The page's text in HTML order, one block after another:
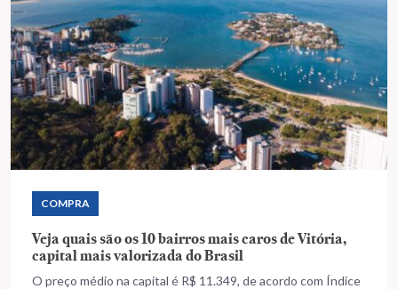
COMPRA
Veja quais são os 10 bairros mais caros de Vitória,
capital mais valorizada do Brasil
O preço médio na capital é R$ 11.349, de acordo com Índice